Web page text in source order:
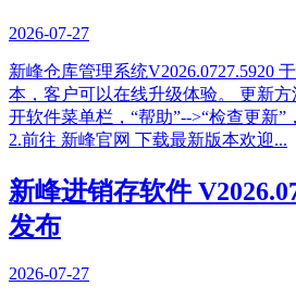
2026-07-27
新峰仓库管理系统V2026.0727.5920
本，客户可以在线升级体验。 更新
开软件菜单栏，“帮助”-->“检查更新”
2.前往 新峰官网 下载最新版本欢迎...
新峰进销存软件
发布
2026-07-27